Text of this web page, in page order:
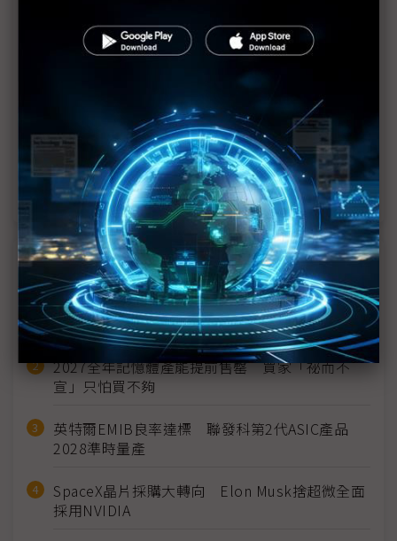
iPhone熱銷動能是否延續？ 光學供應鏈看4Q25這
回應AI進度落後、人才跳槽風波 Tim Cook：蘋果擁
有一支優秀隊伍
蘋果中國市場迎來成長 主力不是iPhone
近７天熱門報導
MLCC訂單過熱、出貨比創高 村田示警全球AI基
建熱潮將趨緩
2027全年記憶體產能提前售罄 買家「祕而不
宣」只怕買不夠
英特爾EMIB良率達標 聯發科第2代ASIC產品
2028準時量產
SpaceX晶片採購大轉向 Elon Musk捨超微全面
採用NVIDIA